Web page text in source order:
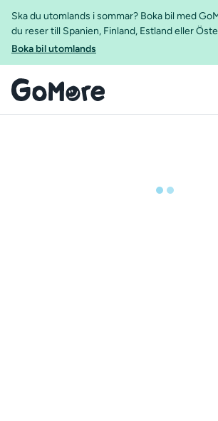
Ska du utomlands i sommar? Boka bil med
du reser till Spanien, Finland, Estland eller
Boka bil utomlands